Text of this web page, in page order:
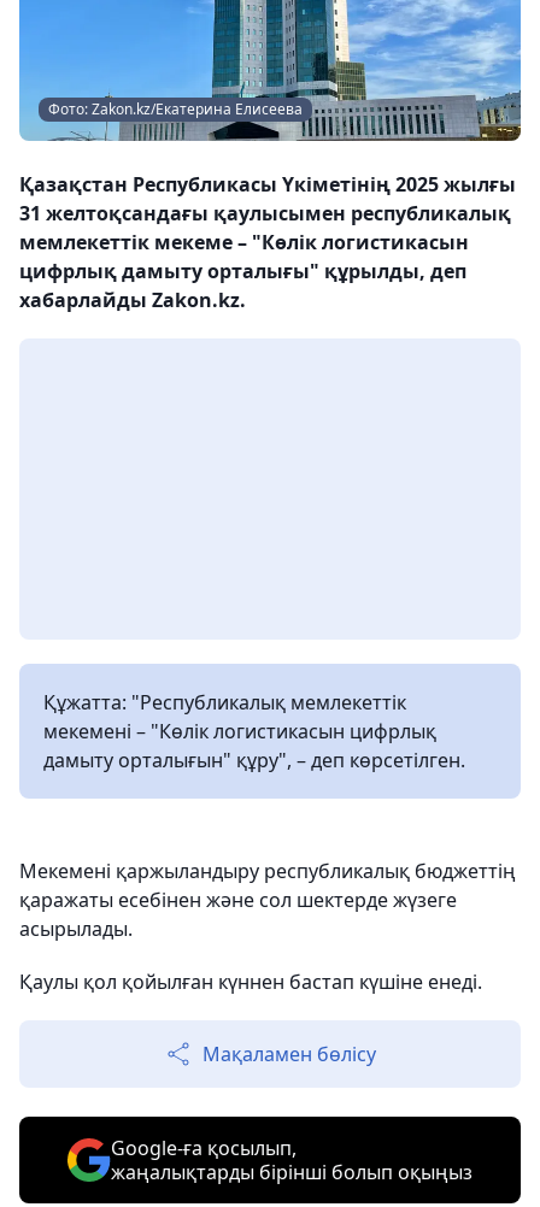
Фото: Zakon.kz/Екатерина Елисеева
Қазақстан Республикасы Үкіметінің 2025 жылғы
31 желтоқсандағы қаулысымен республикалық
мемлекеттік мекеме – "Көлік логистикасын
цифрлық дамыту орталығы" құрылды, деп
хабарлайды Zakon.kz.
Құжатта: "Республикалық мемлекеттік
мекемені – "Көлік логистикасын цифрлық
дамыту орталығын" құру", – деп көрсетілген.
Мекемені қаржыландыру республикалық бюджеттің
қаражаты есебінен және сол шектерде жүзеге
асырылады.
Қаулы қол қойылған күннен бастап күшіне енеді.
Мақаламен бөлісу
Google-ға қосылып,
жаңалықтарды бірінші болып оқыңыз